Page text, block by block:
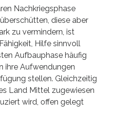
Nachkriegsphase
diese aber
zu vermindern, ist
Hilfe sinnvoll
Aufbauphase häufig
ihre Aufwendungen
stellen. Gleichzeitig
Land Mittel zugewiesen
wird, offen gelegt